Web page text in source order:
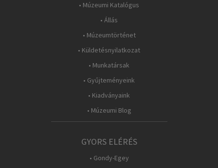
• Múzeumi Katalógus
• Állás
• Múzeumtörténet
• Küldetésnyilatkozat
• Munkatársak
• Gyűjteményeink
• Kiadványaink
• Múzeumi Blog
GYORS ELÉRÉS
• Gondy-Egey